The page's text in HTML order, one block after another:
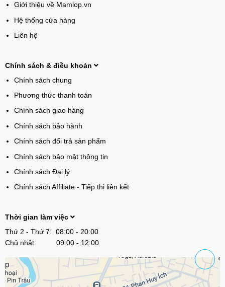
Giới thiệu về Mamlop.vn
Hệ thống cửa hàng
Liên hệ
Chính sách & điều khoản
Chính sách chung
Phương thức thanh toán
Chính sách giao hàng
Chính sách bảo hành
Chính sách đổi trả sản phẩm
Chính sách bảo mật thông tin
Chính sách Đại lý
Chính sách Affiliate - Tiếp thị liên kết
Thời gian làm việc
Thứ 2 - Thứ 7: 08:00 - 20:00
Chủ nhật: 09:00 - 12:00